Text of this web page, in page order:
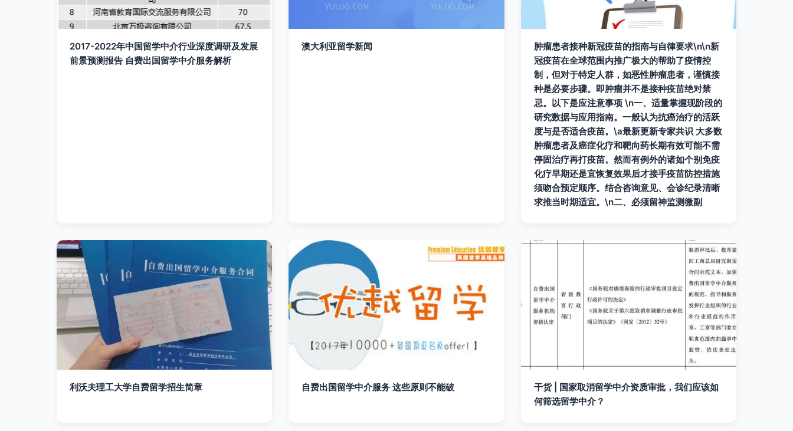
2017-2022年中国留学中介行业深度调研及发展
前景预测报告 自费出国留学中介服务解析
澳大利亚留学新闻
肿瘤患者接种新冠疫苗的指南与自律要求\n\n新
冠疫苗在全球范围内推广极大的帮助了疫情控
制，但对于特定人群，如恶性肿瘤患者，谨慎接
种是必要步骤。即肿瘤并不是接种疫苗绝对禁
忌。以下是应注意事项 \n一、适量掌握现阶段的
研究数据与应用指南。一般认为抗癌治疗的活跃
度与是否适合疫苗。\a最新更新专家共识 大多数
肿瘤患者及癌症化疗和靶向药长期有效可能不需
停固治疗再打疫苗。然而有例外的诸如个别免疫
化疗早期还是宜恢复效果后才接手疫苗防控措施
须吻合预定顺序。结合咨询意见、会诊纪录清晰
求推当时期适宜。\n二、必须留神监测微副
利沃夫理工大学自费留学招生简章 自费出国留学中介服务 这些原则不能破
干货 | 国家取消留学中介资质审批，我们应该如
何筛选留学中介？